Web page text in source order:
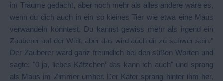
im Träume gedacht, aber noch mehr als alles andere wäre es,
wenn du dich auch in ein so kleines Tier wie etwa eine Maus
verwandeln könntest. Du kannst gewiss mehr als irgend ein
Zauberer auf der Welt, aber das wird auch dir zu schwer sein."
Der Zauberer ward ganz freundlich bei den süßen Worten und
sagte: "0 ja, liebes Kätzchen‘ das kann ich auch" und sprang
als Maus im Zimmer umher. Der Kater sprang hinter ihm her,